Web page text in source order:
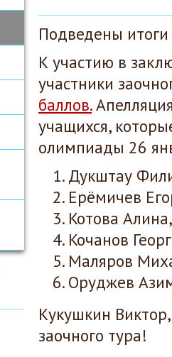
Подведены
К участию в
участники
баллов.
учащихся,
олимпиады 26
Дукштау
Ерёмичев
Котова
Кочанов
Маляров
Оруджев
Кукушкин
заочного тура!